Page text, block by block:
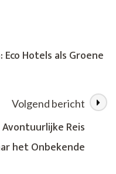
TUI
Hotels als Groene
Volgend bericht
Reis
het Onbekende